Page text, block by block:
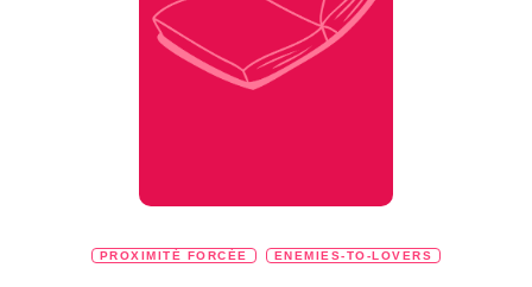
PROXIMITÉ FORCÉE ENEMIES-TO-LOVERS